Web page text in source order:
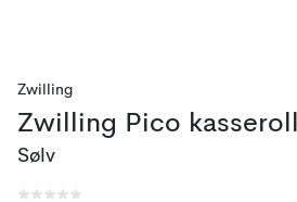
Zwilling
Zwilling Pico
Sølv